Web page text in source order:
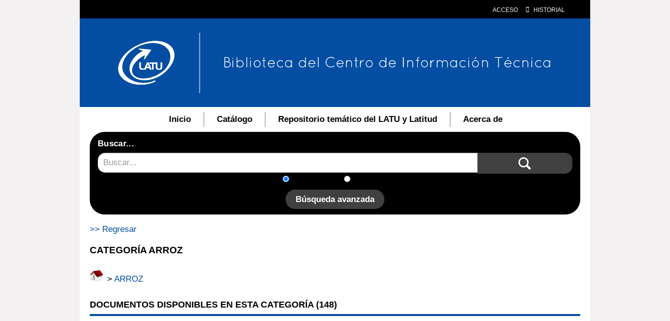
ACCESO HISTORIAL
Inicio Catálogo Repositorio temático del LATU y Latitud Acerca de
Buscar...
Búsqueda avanzada
>> Regresar
CATEGORÍA ARROZ
> ARROZ
DOCUMENTOS DISPONIBLES EN ESTA CATEGORÍA (148)